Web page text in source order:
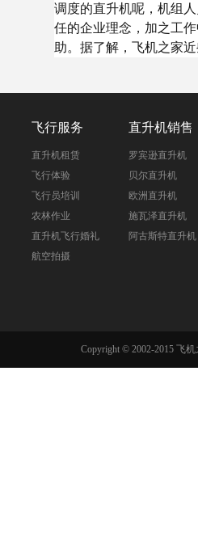
调度的直升机呢，机组
任的企业理念，加之工
助。据了解，飞机之家
飞行服务
直升机租赁
飞行体验
飞行员培训
农林作业
直升机飞行婚礼
航空拍摄
直升机销售
罗宾逊直升机
贝尔直升机
欧洲直升机
施瓦泽直升机
阿古斯特直升机
Copyright © 2002-2015 飞